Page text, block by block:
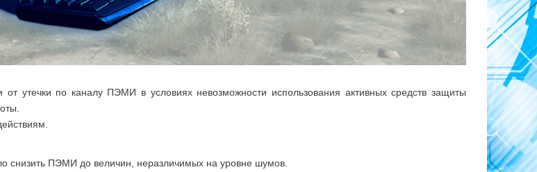
по каналу ПЭМИ в условиях невозможности использования активных средств защиты
снизить ПЭМИ до величин, неразличимых на уровне шумов.